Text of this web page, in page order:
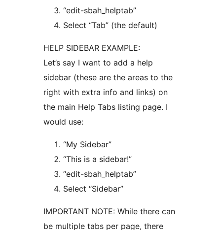
“edit-sbah_helptab”
Select “Tab” (the default)
HELP SIDEBAR EXAMPLE:
Let’s say I want to add a help
sidebar (these are the areas to the
right with extra info and links) on
the main Help Tabs listing page. I
would use:
“My Sidebar”
“This is a sidebar!”
“edit-sbah_helptab”
Select “Sidebar”
IMPORTANT NOTE: While there can
be multiple tabs per page, there